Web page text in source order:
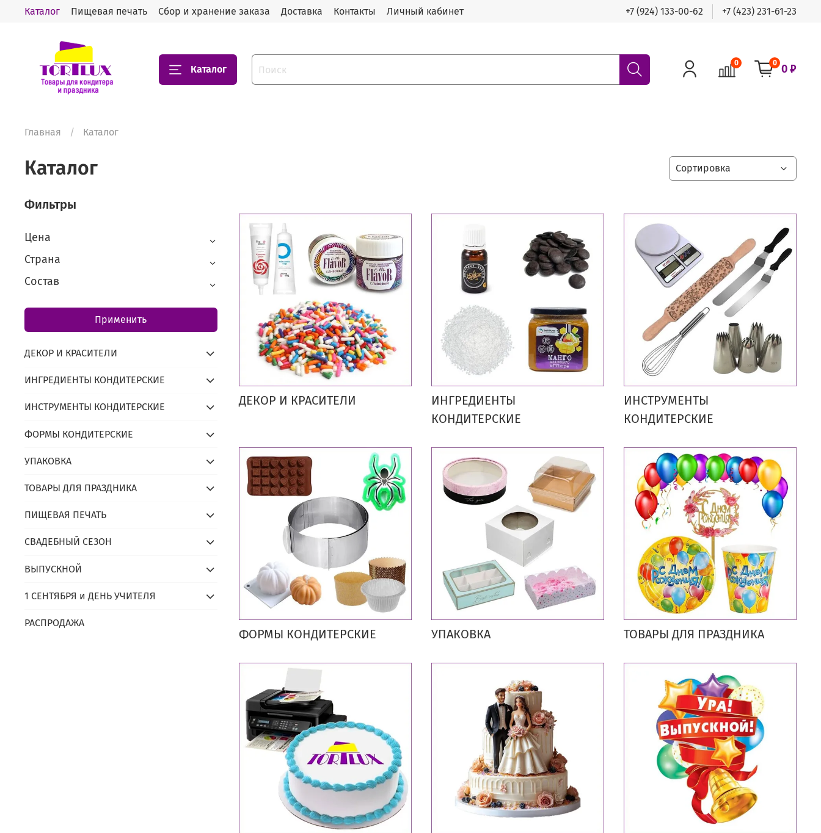
Каталог Пищевая печать Сбор и хранение заказа Доставка Контакты Личный кабинет +7 (924) 133-00-62 +7 (423) 231-61-23
Каталог
0 0 0 ₽
Главная Каталог
Каталог
ДЕКОР И КРАСИТЕЛИ
ИНГРЕДИЕНТЫ
КОНДИТЕРСКИЕ
ИНСТРУМЕНТЫ
КОНДИТЕРСКИЕ
ФОРМЫ КОНДИТЕРСКИЕ УПАКОВКА ТОВАРЫ ДЛЯ ПРАЗДНИКА
Фильтры
Цена
Страна
Состав
Применить
ДЕКОР И КРАСИТЕЛИ
ИНГРЕДИЕНТЫ КОНДИТЕРСКИЕ
ИНСТРУМЕНТЫ КОНДИТЕРСКИЕ
ФОРМЫ КОНДИТЕРСКИЕ
УПАКОВКА
ТОВАРЫ ДЛЯ ПРАЗДНИКА
ПИЩЕВАЯ ПЕЧАТЬ
СВАДЕБНЫЙ СЕЗОН
ВЫПУСКНОЙ
1 СЕНТЯБРЯ и ДЕНЬ УЧИТЕЛЯ
РАСПРОДАЖА